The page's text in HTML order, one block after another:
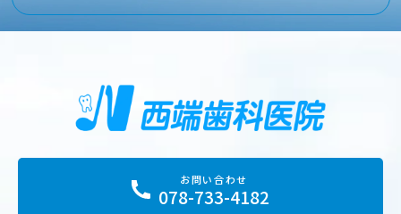
お問い合わせ
078-733-4182